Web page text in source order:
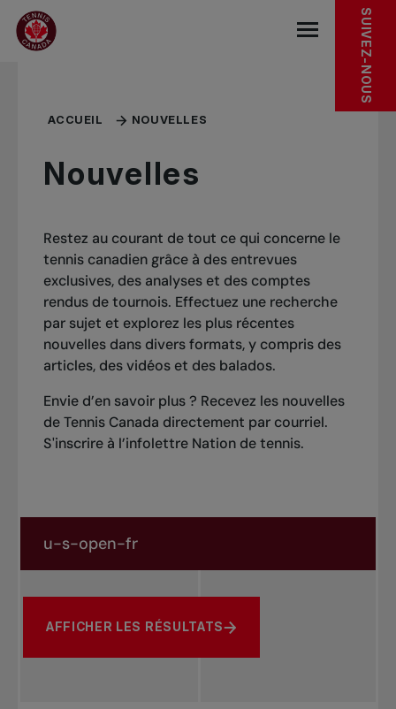
Sauter au menu principal
Sauter au contenu principal
Sauter au pied de page SUIVEZ-NOUS
ACCUEIL NOUVELLES
Nouvelles
Restez au courant de tout ce qui concerne le
tennis canadien grâce à des entrevues
exclusives, des analyses et des comptes
rendus de tournois. Effectuez une recherche
par sujet et explorez les plus récentes
nouvelles dans divers formats, y compris des
articles, des vidéos et des balados.
Envie d’en savoir plus ? Recevez les nouvelles
de Tennis Canada directement par courriel.
S'inscrire à l’infolettre Nation de tennis.
Rechercher par sujet, joueur ou autre
AFFICHER LES RÉSULTATS